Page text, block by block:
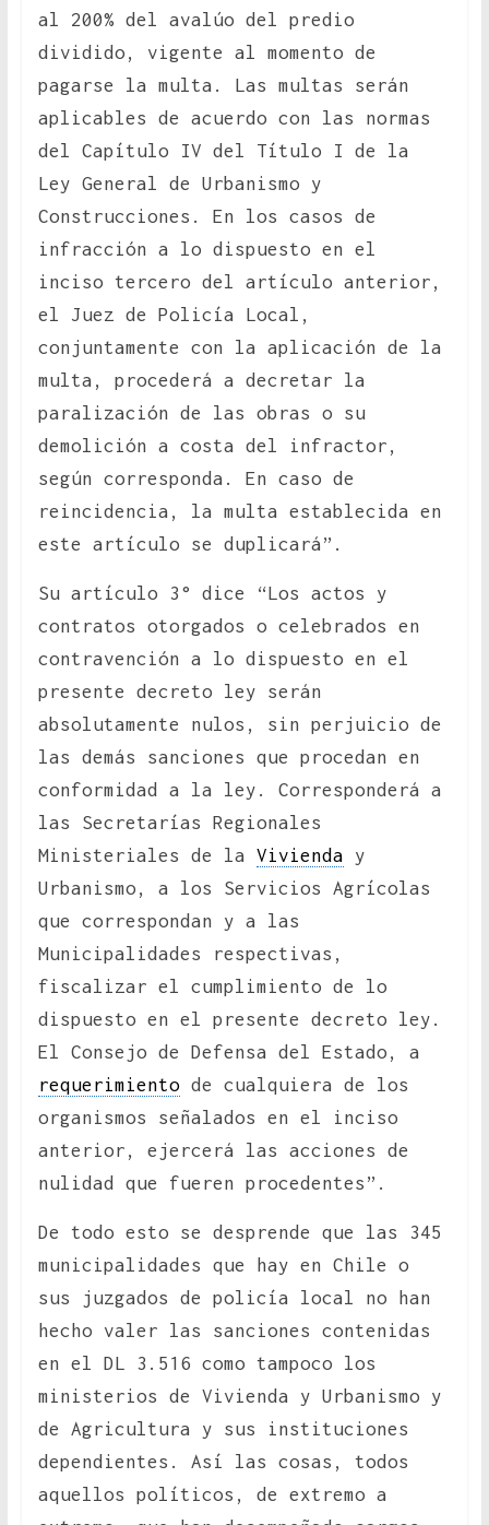
al 200% del avalúo del predio
dividido, vigente al momento de
pagarse la multa. Las multas serán
aplicables de acuerdo con las normas
del Capítulo IV del Título I de la
Ley General de Urbanismo y
Construcciones. En los casos de
infracción a lo dispuesto en el
inciso tercero del artículo anterior,
el Juez de Policía Local,
conjuntamente con la aplicación de la
multa, procederá a decretar la
paralización de las obras o su
demolición a costa del infractor,
según corresponda. En caso de
reincidencia, la multa establecida en
este artículo se duplicará”.
Su artículo 3° dice “Los actos y
contratos otorgados o celebrados en
contravención a lo dispuesto en el
presente decreto ley serán
absolutamente nulos, sin perjuicio de
las demás sanciones que procedan en
conformidad a la ley. Corresponderá a
las Secretarías Regionales
Ministeriales de la Vivienda y
Urbanismo, a los Servicios Agrícolas
que correspondan y a las
Municipalidades respectivas,
fiscalizar el cumplimiento de lo
dispuesto en el presente decreto ley.
El Consejo de Defensa del Estado, a
requerimientode cualquiera de los
organismos señalados en el inciso
anterior, ejercerá las acciones de
nulidad que fueren procedentes”.
De todo esto se desprende que las 345
municipalidades que hay en Chile o
sus juzgados de policía local no han
hecho valer las sanciones contenidas
en el DL 3.516 como tampoco los
ministerios de Vivienda y Urbanismo y
de Agricultura y sus instituciones
dependientes. Así las cosas, todos
aquellos políticos, de extremo a